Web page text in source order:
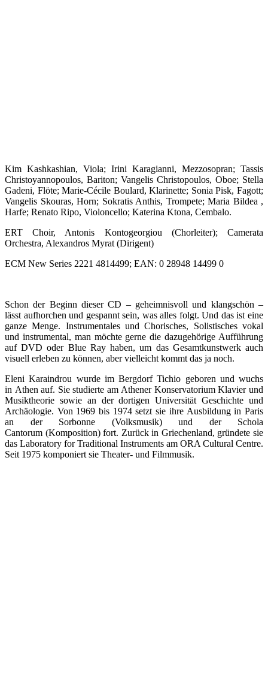
Kim Kashkashian, Viola; Irini Karagianni, Mezzosopran; Tassis
Christoyannopoulos, Bariton; Vangelis Christopoulos, Oboe; Stella
Gadeni, Flöte; Marie-Cécile Boulard, Klarinette; Sonia Pisk, Fagott;
Vangelis Skouras, Horn; Sokratis Anthis, Trompete; Maria Bildea ,
Harfe; Renato Ripo, Violoncello; Katerina Ktona, Cembalo.
ERT Choir, Antonis Kontogeorgiou (Chorleiter); Camerata
Orchestra, Alexandros Myrat (Dirigent)
ECM New Series 2221 4814499; EAN: 0 28948 14499 0
Schon der Beginn dieser CD – geheimnisvoll und klangschön –
lässt aufhorchen und gespannt sein, was alles folgt. Und das ist eine
ganze Menge. Instrumentales und Chorisches, Solistisches vokal
und instrumental, man möchte gerne die dazugehörige Aufführung
auf DVD oder Blue Ray haben, um das Gesamtkunstwerk auch
visuell erleben zu können, aber vielleicht kommt das ja noch.
Eleni Karaindrou wurde im Bergdorf Tichio geboren und wuchs
in Athen auf. Sie studierte am Athener Konservatorium Klavier und
Musiktheorie sowie an der dortigen Universität Geschichte und
Archäologie. Von 1969 bis 1974 setzt sie ihre Ausbildung in Paris
an der Sorbonne (Volksmusik) und der Schola
Cantorum (Komposition) fort. Zurück in Griechenland, gründete sie
das Laboratory for Traditional Instruments am ORA Cultural Centre.
Seit 1975 komponiert sie Theater- und Filmmusik.